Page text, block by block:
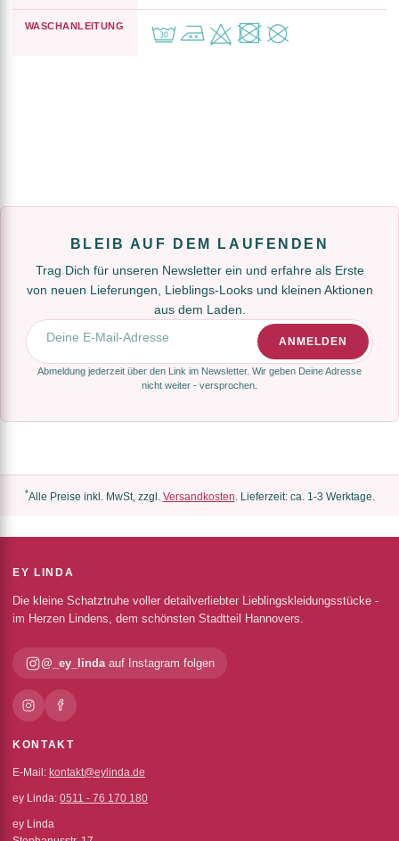
WASCHANLEITUNG
BLEIB AUF DEM LAUFENDEN
Trag Dich für unseren Newsletter ein und erfahre als Erste
von neuen Lieferungen, Lieblings-Looks und kleinen Aktionen
aus dem Laden.
E-Mail-Adresse
ANMELDEN
Abmeldung jederzeit über den Link im Newsletter. Wir geben Deine Adresse
nicht weiter - versprochen.
*Alle Preise inkl. MwSt, zzgl. Versandkosten. Lieferzeit: ca. 1-3 Werktage.
EY LINDA
Die kleine Schatztruhe voller detailverliebter Lieblingskleidungsstücke -
im Herzen Lindens, dem schönsten Stadtteil Hannovers.
@_ey_lindaauf Instagram folgen
KONTAKT
E-Mail: kontakt@eylinda.de
ey Linda: 0511 - 76 170 180
ey Linda